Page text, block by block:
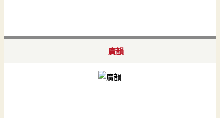
廣韻